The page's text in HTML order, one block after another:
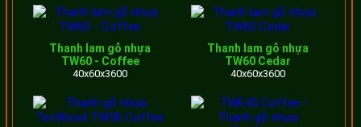
đang rất được ưa chuộng.
Giàn lam giả gỗ che nắng, trang trí mặt tiền
Thanh lam gỗ nhựa
TW60 - Coffee
40x60x3600
Thanh lam gỗ nhựa
TW60 Cedar
40x60x3600